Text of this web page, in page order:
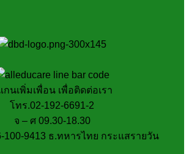
กนเพิ่มเพื่อน เพื่อติดต่อเรา
โทร.02-192-6691-2
จ – ศ 09.30-18.30
100-9413 ธ.ทหารไทย กระแสรายวัน